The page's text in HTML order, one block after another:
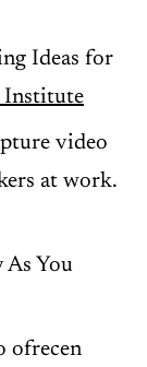
Ideas for
Institute
video
at work.
As You
ofrecen